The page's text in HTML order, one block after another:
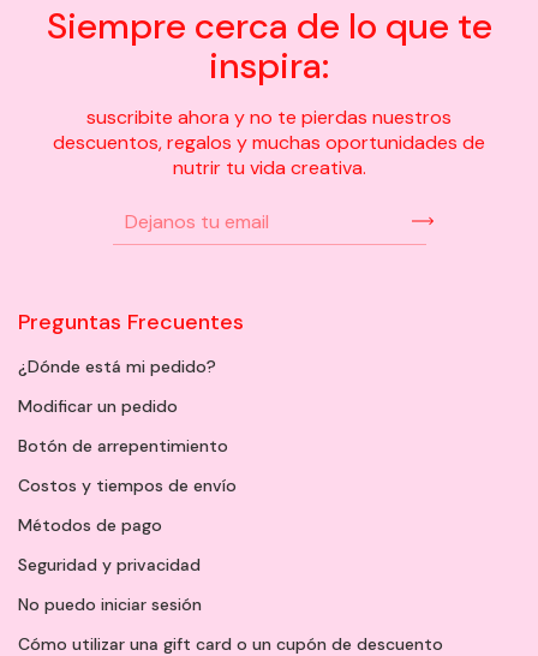
Siempre cerca de lo que te
inspira:
suscribite ahora y no te pierdas nuestros
descuentos, regalos y muchas oportunidades de
nutrir tu vida creativa.
Preguntas Frecuentes
¿Dónde está mi pedido?
Modificar un pedido
Botón de arrepentimiento
Costos y tiempos de envío
Métodos de pago
Seguridad y privacidad
No puedo iniciar sesión
Cómo utilizar una gift card o un cupón de descuento